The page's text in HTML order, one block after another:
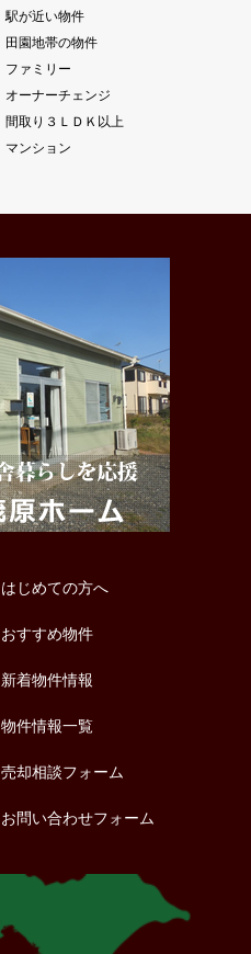
駅が近い物件
田園地帯の物件
ファミリー
オーナーチェンジ
間取り３ＬＤＫ以上
マンション
はじめての方へ
おすすめ物件
新着物件情報
物件情報一覧
売却相談フォーム
お問い合わせフォーム